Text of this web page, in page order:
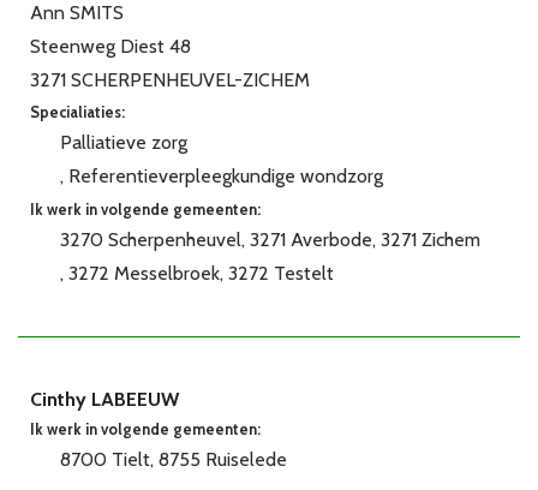
Ann SMITS
Steenweg Diest 48
3271 SCHERPENHEUVEL-ZICHEM
Specialiaties:
Palliatieve zorg
Referentieverpleegkundige wondzorg
Ik werk in volgende gemeenten:
3270 Scherpenheuvel 3271 Averbode 3271 Zichem
3272 Messelbroek 3272 Testelt
Cinthy LABEEUW
Ik werk in volgende gemeenten:
8700 Tielt 8755 Ruiselede